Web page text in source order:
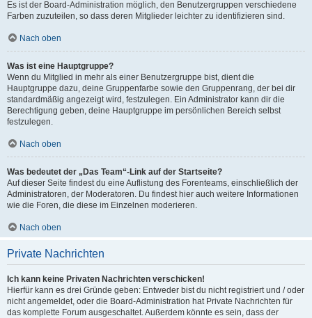
Es ist der Board-Administration möglich, den Benutzergruppen verschiedene
Farben zuzuteilen, so dass deren Mitglieder leichter zu identifizieren sind.
Nach oben
Was ist eine Hauptgruppe?
Wenn du Mitglied in mehr als einer Benutzergruppe bist, dient die
Hauptgruppe dazu, deine Gruppenfarbe sowie den Gruppenrang, der bei dir
standardmäßig angezeigt wird, festzulegen. Ein Administrator kann dir die
Berechtigung geben, deine Hauptgruppe im persönlichen Bereich selbst
festzulegen.
Nach oben
Was bedeutet der „Das Team“-Link auf der Startseite?
Auf dieser Seite findest du eine Auflistung des Forenteams, einschließlich der
Administratoren, der Moderatoren. Du findest hier auch weitere Informationen
wie die Foren, die diese im Einzelnen moderieren.
Nach oben
Private Nachrichten
Ich kann keine Privaten Nachrichten verschicken!
Hierfür kann es drei Gründe geben: Entweder bist du nicht registriert und / oder
nicht angemeldet, oder die Board-Administration hat Private Nachrichten für
das komplette Forum ausgeschaltet. Außerdem könnte es sein, dass der